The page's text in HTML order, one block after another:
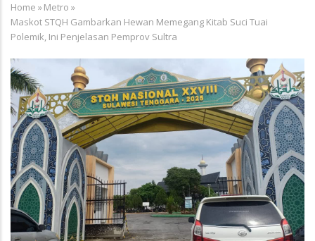
Breadcrumb
Home »Metro »
Maskot STQH Gambarkan Hewan Memegang Kitab Suci Tuai
Polemik, Ini Penjelasan Pemprov Sultra